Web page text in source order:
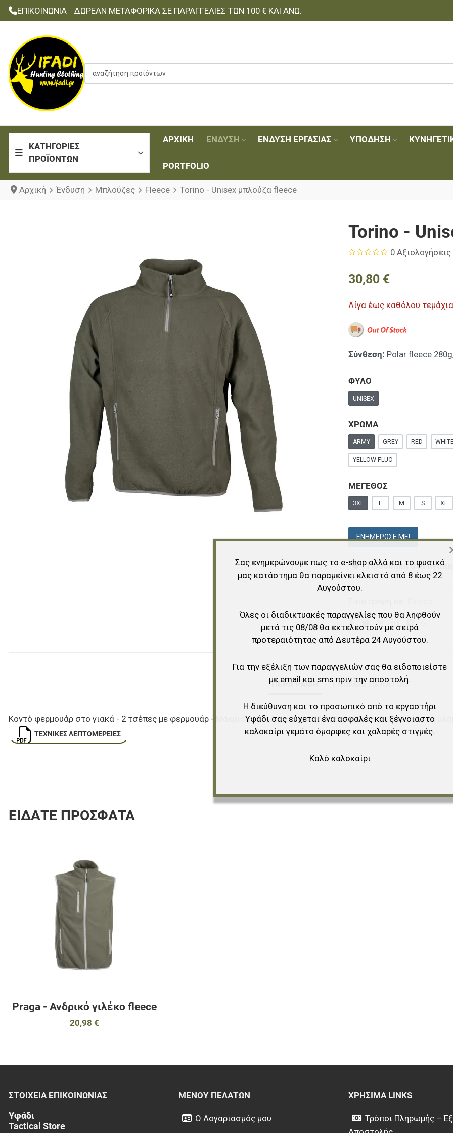
ΕΠΙΚΟΙΝΩΝΊΑ ΔΩΡΕΆΝ ΜΕΤΑΦΟΡΙΚΆ ΣΕ ΠΑΡΑΓΓΕΛΊΕΣ ΤΩΝ 100 € ΚΑΙ ΆΝΩ.
αναζήτηση προϊόντων
ΚΑΤΗΓΟΡΊΕΣ
ΠΡΟΪΌΝΤΩΝ
ΑΡΧΙΚΉ ΈΝΔΥΣΗ ΈΝΔΥΣΗ ΕΡΓΑΣΊΑΣ ΥΠΌΔΗΣΗ
PORTFOLIO
Αρχική Ένδυση Μπλούζες Fleece Torino - Unisex μπλούζα fleece
Torino -
0 Αξιολογήσεις
30,80 €
Λίγα έως καθόλου τεμάχια
Σύνθεση: Polar fleece
ΦΥΛΟ
UNISEX
ΧΡΩΜΑ
ARMY GREY RED
YELLOW FLUO
ΜΕΓΕΘΟΣ
3XL L M S XL
ΕΝΗΜΈΡΩΣΕ ΜΕ!
Προσθήκη στα
ΠΕΡΙΓΡΑΦΉ ΓΝΏΜΕΣ ΠΕΛΑΤΏΝ
Κοντό φερμουάρ στο γιακά - 2 τσέπες με φερμουάρ - Μακριά ρεγκλάν μανίκια - Λάστιχο στις μανσέτες και τη
ΤΕΧΝΙΚΈΣ ΛΕΠΤΟΜΈΡΕΙΕΣ
ΕΊΔΑΤΕ ΠΡΌΣΦΑΤΑ
Praga - Ανδρικό γιλέκο fleece
20,98 €
ΣΤΟΙΧΕΊΑ EΠΙΚΟΙΝΩΝΊΑΣ
Υφάδι
Tactical Store
ΜΕΝΟΎ ΠΕΛΑΤΏΝ
Ο Λογαριασμός μου
ΧΡΉΣΙΜΑ LINKS
Τρόποι Πληρωμής –
Σας ενημερώνουμε πως το e-shop αλλά και το φυσικό
μας κατάστημα θα παραμείνει κλειστό από 8 έως 22
Αυγούστου.
Όλες οι διαδικτυακές παραγγελίες που θα ληφθούν
μετά τις 08/08 θα εκτελεστούν με σειρά
προτεραιότητας από Δευτέρα 24 Αυγούστου.
Για την εξέλιξη των παραγγελιών σας θα ειδοποιείστε
με email και sms πριν την αποστολή.
Η διεύθυνση και το προσωπικό από το εργαστήρι
Υφάδι σας εύχεται ένα ασφαλές και ξέγνοιαστο
καλοκαίρι γεμάτο όμορφες και χαλαρές στιγμές.
Καλό καλοκαίρι